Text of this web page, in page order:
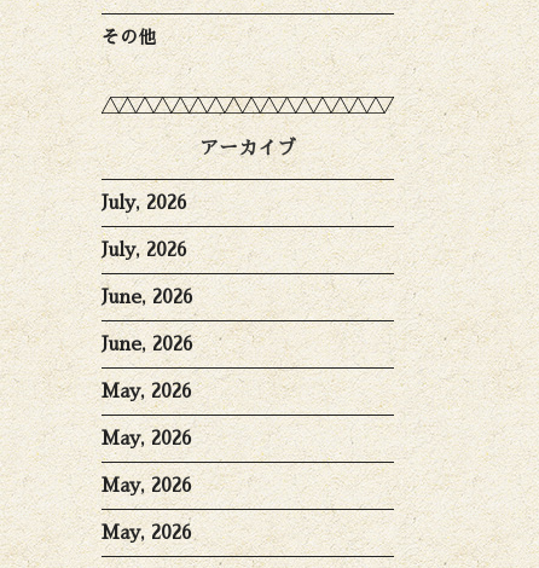
その他
アーカイブ
July, 2026
July, 2026
June, 2026
June, 2026
May, 2026
May, 2026
May, 2026
May, 2026